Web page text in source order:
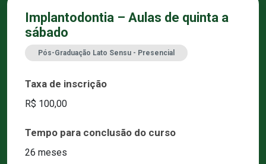
Implantodontia – Aulas de quinta a
sábado
Pós-Graduação Lato Sensu - Presencial
Taxa de inscrição
R$ 100,00
Tempo para conclusão do curso
26 meses